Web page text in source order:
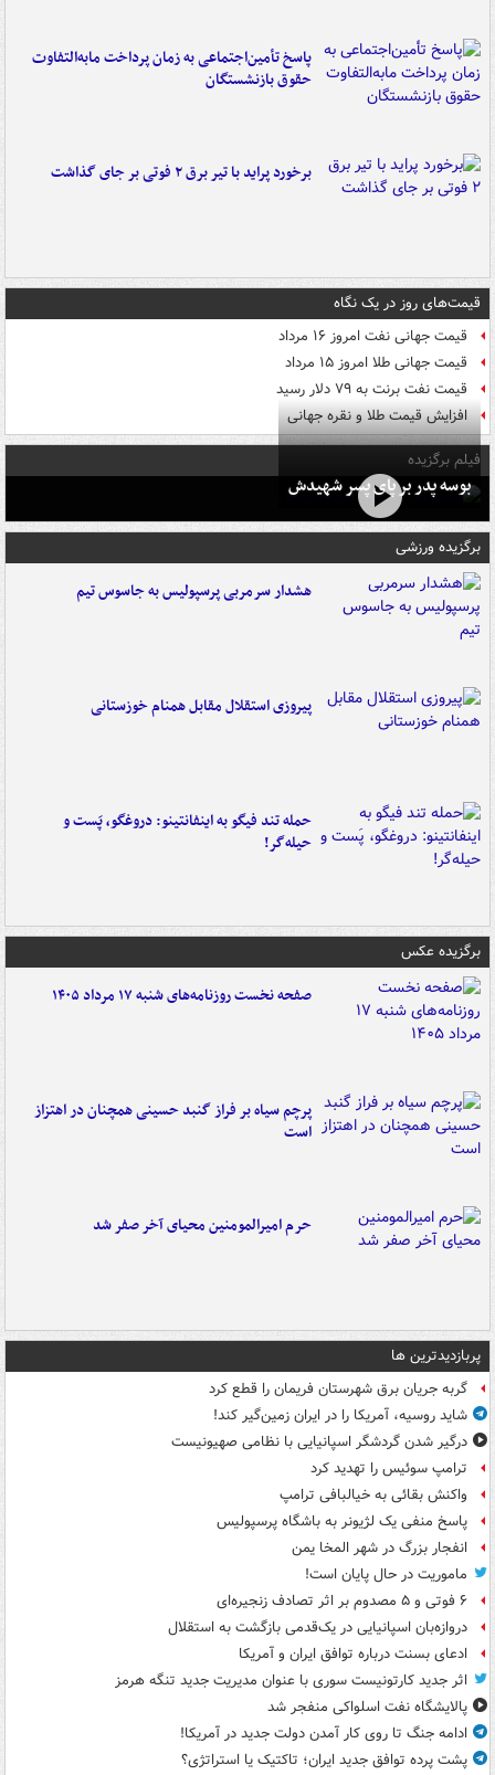
پاسخ تأمین‌اجتماعی به زمان پرداخت مابه‌التفاوت
حقوق بازنشستگان
برخورد پراید با تیر برق ۲ فوتی بر جای گذاشت
قیمت‌های روز در یک نگاه
قیمت جهانی نفت امروز ۱۶ مرداد
قیمت جهانی طلا امروز ۱۵ مرداد
قیمت نفت برنت به ۷۹ دلار رسید
افزایش قیمت طلا و نقره جهانی
فیلم برگزیده
بوسه‌ پدر بر پای پسر شهیدش
برگزیده ورزشی
هشدار سرمربی پرسپولیس به جاسوس تیم
پیروزی استقلال مقابل همنام خوزستانی
حمله تند فیگو به اینفانتینو: دروغگو، پَست‌ و
حیله‌گر!
برگزیده عکس
صفحه نخست روزنامه‌های شنبه ۱۷ مرداد ۱۴۰۵
پرچم سیاه بر فراز گنبد حسینی همچنان در اهتزاز
است
حرم امیرالمومنین محیای آخر صفر شد
پربازدیدترین ها
گربه جریان برق شهرستان فریمان را قطع کرد
شاید روسیه، آمریکا را در ایران زمین‌گیر کند!
درگیر شدن گردشگر اسپانیایی با نظامی صهیونیست
ترامپ سوئیس را تهدید کرد
واکنش بقائی به خیالبافی ترامپ
پاسخ منفی یک لژیونر به باشگاه پرسپولیس
انفجار بزرگ در شهر المخا یمن
ماموریت در حال پایان است!
۶ فوتی و ۵ مصدوم بر اثر تصادف زنجیره‌ای
دروازه‌بان اسپانیایی در یک‌قدمی بازگشت به استقلال
ادعای بسنت درباره توافق ایران و آمریکا
اثر جدید کارتونیست سوری با عنوان مدیریت جدید تنگه هرمز
پالایشگاه نفت اسلواکی منفجر شد
ادامه جنگ تا روی کار آمدن دولت جدید در آمریکا!
پشت پرده توافق جدید ایران؛ تاکتیک یا استراتژی؟